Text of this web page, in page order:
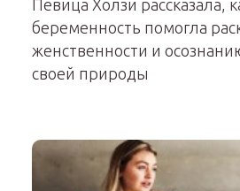
Певица Холзи рассказала,
беременность помогла
женственности и
своей природы